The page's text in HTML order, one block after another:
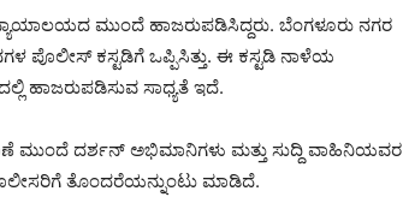
ಮುಂದೆ ಹಾಜರುಪಡಿಸಿದ್ದರು. ಬೆಂಗಳೂರು ನಗರ
ಪೊಲೀಸ್ ಕಸ್ಟಡಿಗೆ ಒಪ್ಪಿಸಿತ್ತು. ಈ ಕಸ್ಟಡಿ ನಾಳೆಯ
ಹಾಜರುಪಡಿಸುವ ಸಾಧ್ಯತೆ ಇದೆ.
ಮುಂದೆ ದರ್ಶನ್ ಅಭಿಮಾನಿಗಳು ಮತ್ತು‌ ಸುದ್ದಿ ವಾಹಿನಿಯವರ
ತೊಂದರೆಯನ್ನುಂಟು ಮಾಡಿದೆ.